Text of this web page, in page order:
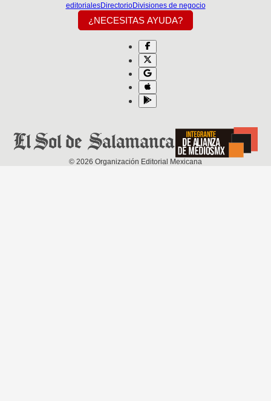
editorialesDirectorioDivisiones de negocio
¿NECESITAS AYUDA?
© 2026 Organización Editorial Mexicana